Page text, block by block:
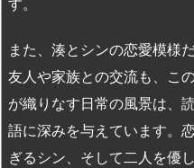
す。
また、湊とシンの恋愛模様
友人や家族との交流も、こ
が織りなす日常の風景は、
語に深みを与えています。
ぎるシン、そして二人を優